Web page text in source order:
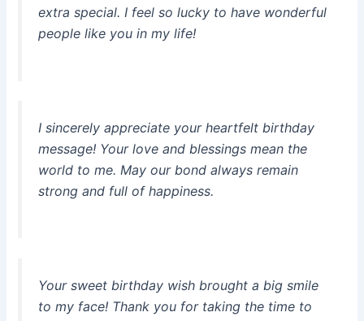
extra special. I feel so lucky to have wonderful
people like you in my life!
I sincerely appreciate your heartfelt birthday
message! Your love and blessings mean the
world to me. May our bond always remain
strong and full of happiness.
Your sweet birthday wish brought a big smile
to my face! Thank you for taking the time to